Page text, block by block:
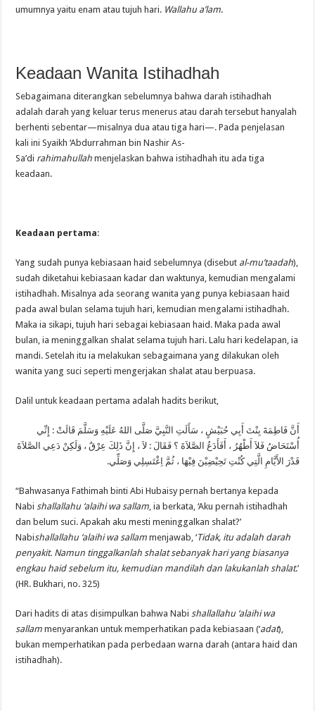
umumnya yaitu enam atau tujuh hari. Wallahu a’lam.
Keadaan Wanita Istihadhah
Sebagaimana diterangkan sebelumnya bahwa darah istihadhah
adalah darah yang keluar terus menerus atau darah tersebut hanyalah
berhenti sebentar—misalnya dua atau tiga hari—. Pada penjelasan
kali ini Syaikh ‘Abdurrahman bin Nashir As-
Sa’di rahimahullahmenjelaskan bahwa istihadhah itu ada tiga
keadaan.
Keadaan pertama:
Yang sudah punya kebiasaan haid sebelumnya (disebut al-mu’taadah),
sudah diketahui kebiasaan kadar dan waktunya, kemudian mengalami
istihadhah. Misalnya ada seorang wanita yang punya kebiasaan haid
pada awal bulan selama tujuh hari, kemudian mengalami istihadhah.
Maka ia sikapi, tujuh hari sebagai kebiasaan haid. Maka pada awal
bulan, ia meninggalkan shalat selama tujuh hari. Lalu hari kedelapan, ia
mandi. Setelah itu ia melakukan sebagaimana yang dilakukan oleh
wanita yang suci seperti mengerjakan shalat atau berpuasa.
Dalil untuk keadaan pertama adalah hadits berikut,
أَنَّ فَاطِمَةَ بِنْتَ أَبِي حُبَيْشٍ ، سَأَلَتِ النَّبِيَّ صَلَّى اللهُ عَلَيْهِ وَسَلَّمَ قَالَتْ : إِنِّي
أُسْتَحَاضُ فَلاَ أَطْهُرُ ، أَفَأَدَعُ الصَّلاَةَ ؟ فَقَالَ : لاَ ، إِنَّ ذَلِكَ عِرْقٌ ، وَلَكِنْ دَعِي الصَّلاَةَ
قَدْرَ الأَيَّامِ الَّتِي كُنْتِ تَحِيْضِيْنَ فِيْهَا ، ثُمَّ اِغْتَسِلِي وَصَلِّي.
“Bahwasanya Fathimah binti Abi Hubaisy pernah bertanya kepada
Nabi shallallahu ‘alaihi wa sallam , ia berkata, ‘Aku pernah istihadhah
dan belum suci. Apakah aku mesti meninggalkan shalat?’
Nabi shallallahu ‘alaihi wa sallammenjawab, ‘Tidak, itu adalah darah
penyakit. Namun tinggalkanlah shalat sebanyak hari yang biasanya
engkau haid sebelum itu, kemudian mandilah dan lakukanlah shalat.’
(HR. Bukhari, no. 325)
Dari hadits di atas disimpulkan bahwa Nabi shallallahu ‘alaihi wa
sallammenyarankan untuk memperhatikan pada kebiasaan (‘adat),
bukan memperhatikan pada perbedaan warna darah (antara haid dan
istihadhah).